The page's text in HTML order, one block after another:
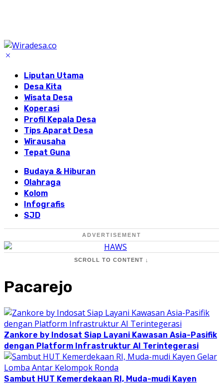
Liputan Utama
Desa Kita
Wisata Desa
Koperasi
Profil Kepala Desa
Tips Aparat Desa
Wirausaha
Tepat Guna
Budaya & Hiburan
Olahraga
Kolom
Infografis
SJD
ADVERTISEMENT
SCROLL TO CONTENT ↓
Pacarejo
Zankore by Indosat Siap Layani Kawasan Asia-Pasifik
dengan Platform Infrastruktur AI Terintegerasi
Sambut HUT Kemerdekaan RI, Muda-mudi Kayen